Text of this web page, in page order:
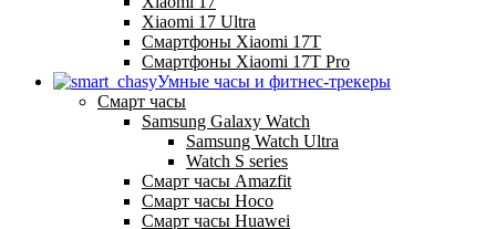
Xiaomi 17 Ultra
Смартфоны Xiaomi 17Т
Смартфоны Xiaomi 17Т Pro
Умные часы и фитнес-трекеры
Смарт часы
Samsung Galaxy Watch
Samsung Watch Ultra
Watch S series
Смарт часы Amazfit
Смарт часы Hoco
Смарт часы Huawei